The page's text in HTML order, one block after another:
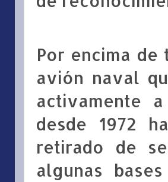
Por encima
avión naval
activamente
desde 1972
retirado de
algunas